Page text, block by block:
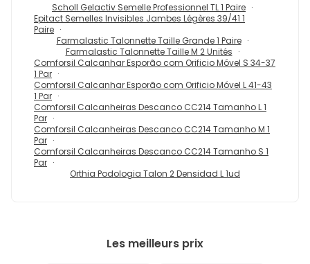
Scholl Gelactiv Semelle Professionnel TL 1 Paire
Epitact Semelles Invisibles Jambes Légères 39/41 1
Paire
Farmalastic Talonnette Taille Grande 1 Paire
Farmalastic Talonnette Taille M 2 Unités
Comforsil Calcanhar Esporão com Orificio Móvel S 34-37
1 Par
Comforsil Calcanhar Esporão com Orificio Móvel L 41-43
1 Par
Comforsil Calcanheiras Descanco CC214 Tamanho L 1
Par
Comforsil Calcanheiras Descanco CC214 Tamanho M 1
Par
Comforsil Calcanheiras Descanco CC214 Tamanho S 1
Par
Orthia Podologia Talon 2 Densidad L 1ud
Les meilleurs prix